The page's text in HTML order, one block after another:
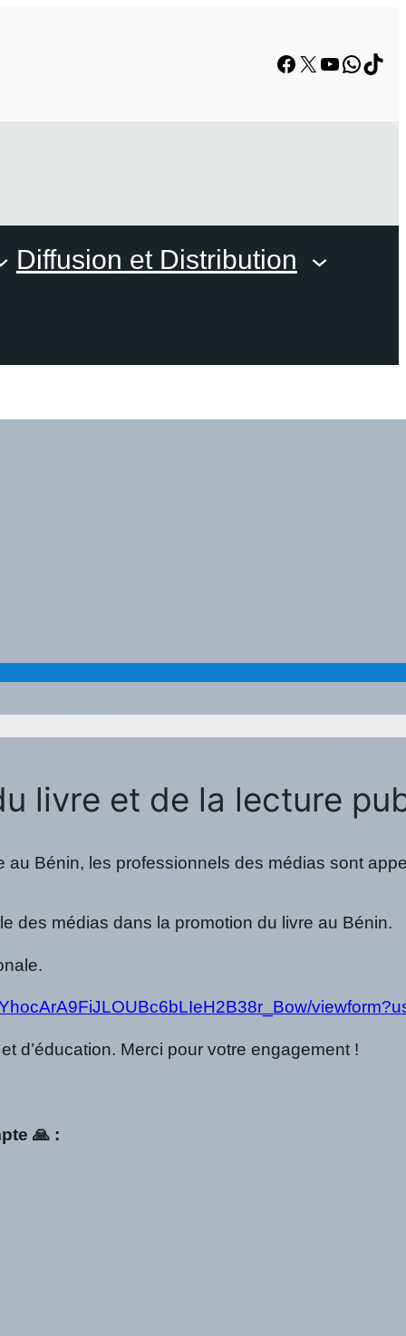
Facebook
X YouTube
Diffusion et Distribution
livre et de la lecture
Bénin, les professionnels des médias sont
des médias dans la promotion du livre au Bénin.
d’éducation. Merci pour votre engagement !
🙏 :